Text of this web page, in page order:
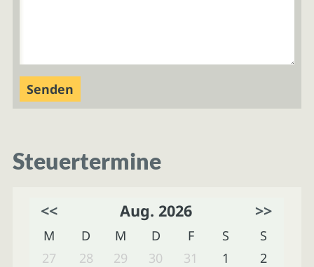
Steuertermine
<< Aug. 2026 >>
M D M D F S
S
27
28 29 30 31 1
2